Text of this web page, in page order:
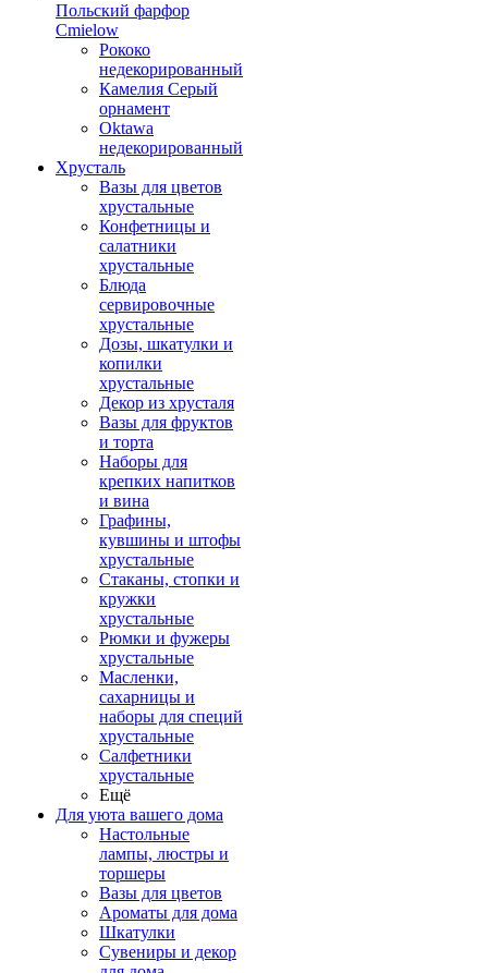
Польский фарфор
Сmielow
Рококо
недекорированный
Камелия Серый
орнамент
Oktawa
недекорированный
Хрусталь
Вазы для цветов
хрустальные
Конфетницы и
салатники
хрустальные
Блюда
сервировочные
хрустальные
Дозы, шкатулки и
копилки
хрустальные
Декор из хрусталя
Вазы для фруктов
и торта
Наборы для
крепких напитков
и вина
Графины,
кувшины и штофы
хрустальные
Стаканы, стопки и
кружки
хрустальные
Рюмки и фужеры
хрустальные
Масленки,
сахарницы и
наборы для специй
хрустальные
Салфетники
хрустальные
Ещё
Для уюта вашего дома
Настольные
лампы, люстры и
торшеры
Вазы для цветов
Ароматы для дома
Шкатулки
Сувениры и декор